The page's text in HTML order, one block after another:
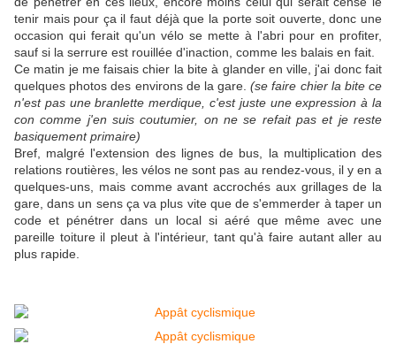
tenir mais pour ça il faut déjà que la porte soit ouverte, donc une
occasion qui ferait qu'un vélo se mette à l'abri pour en profiter,
sauf si la serrure est rouillée d'inaction, comme les balais en fait.
Ce matin je me faisais chier la bite à glander en ville, j'ai donc fait
quelques photos des environs de la gare.(se faire chier la bite ce
n'est pas une branlette merdique, c'est juste une expression à la
con comme j'en suis coutumier, on ne se refait pas et je reste
basiquement primaire)
Bref, malgré l'extension des lignes de bus, la multiplication des
relations routières, les vélos ne sont pas au rendez-vous, il y en a
quelques-uns, mais comme avant accrochés aux grillages de la
gare, dans un sens ça va plus vite que de s'emmerder à taper un
code et pénétrer dans un local si aéré que même avec une
pareille toiture il pleut à l'intérieur, tant qu'à faire autant aller au
plus rapide.